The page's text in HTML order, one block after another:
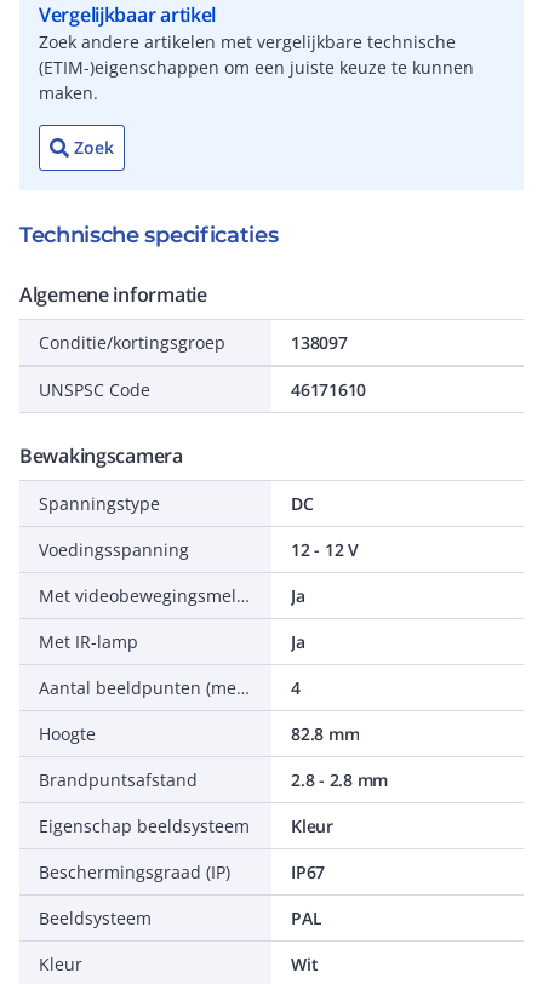
Vergelijkbaar artikel
Zoek andere artikelen met vergelijkbare technische
(ETIM-)eigenschappen om een juiste keuze te kunnen
maken.
Zoek
Technische specificaties
Algemene informatie
Conditie/kortingsgroep 138097
UNSPSC Code 46171610
Bewakingscamera
Spanningstype
DC
Voedingsspanning
12 - 12 V
Met videobewegingsmelder
Ja
Met IR-lamp
Ja
Aantal beeldpunten (megapixel)
4
Hoogte
82.8 mm
Brandpuntsafstand
2.8 - 2.8 mm
Eigenschap beeldsysteem
Kleur
Beschermingsgraad (IP)
IP67
Beeldsysteem
PAL
Kleur
Wit